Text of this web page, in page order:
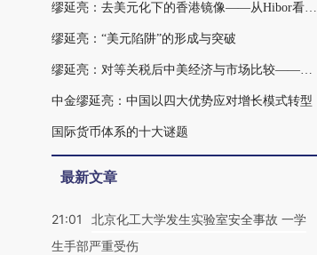
缪延亮：去美元化下的香港镜像——从Hibor看国际货币体系重构
缪延亮：“美元陷阱”的形成与突破
缪延亮：对等关税后中美经济与市场比较——从美元“不升反贬”看宏观范式转换
中金缪延亮：中国以四大优势应对增长模式转型
国际货币体系的十大谜题
最新文章
21:01
北京化工大学发生实验室安全事故 一学
生手部严重受伤